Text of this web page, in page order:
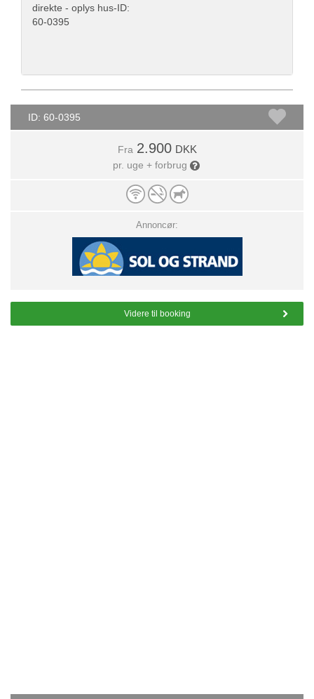
direkte - oplys hus-ID:
60-0395
ID: 60-0395
Fra 2.900 DKK
pr. uge + forbrug
Annoncør:
Videre til booking